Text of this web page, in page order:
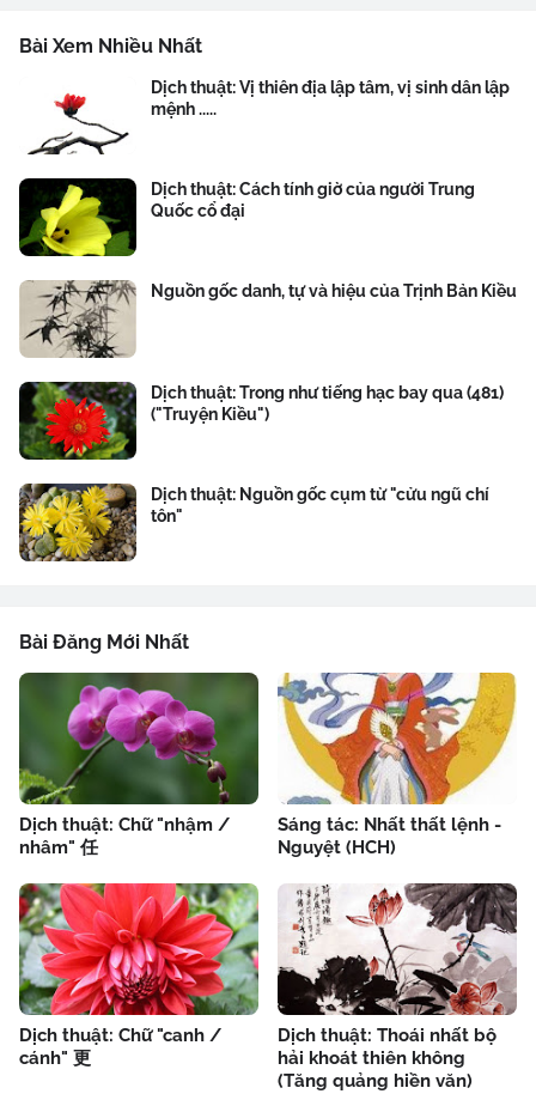
Bài Xem Nhiều Nhất
Dịch thuật: Vị thiên địa lập tâm, vị sinh dân lập
mệnh .....
Dịch thuật: Cách tính giờ của người Trung
Quốc cổ đại
Nguồn gốc danh, tự và hiệu của Trịnh Bản Kiều
Dịch thuật: Trong như tiếng hạc bay qua (481)
("Truyện Kiều")
Dịch thuật: Nguồn gốc cụm từ "cửu ngũ chí
tôn"
Bài Đăng Mới Nhất
Dịch thuật: Chữ "nhậm /
nhâm" 任
Sáng tác: Nhất thất lệnh -
Nguyệt (HCH)
Dịch thuật: Chữ "canh /
cánh" 更
Dịch thuật: Thoái nhất bộ
hải khoát thiên không
(Tăng quảng hiền văn)